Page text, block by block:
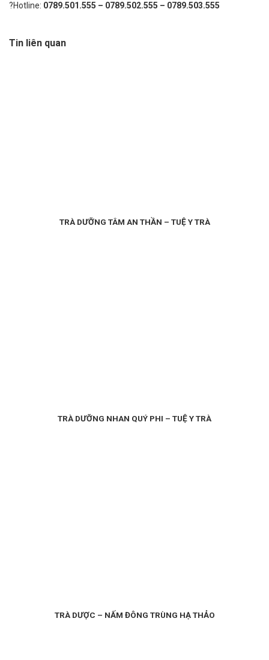
?Hotline: 0789.501.555 – 0789.502.555 – 0789.503.555
Tin liên quan
TRÀ DƯỠNG TÂM AN THẦN – TUỆ Y TRÀ
TRÀ DƯỠNG NHAN QUÝ PHI – TUỆ Y TRÀ
TRÀ DƯỢC – NẤM ĐÔNG TRÙNG HẠ THẢO